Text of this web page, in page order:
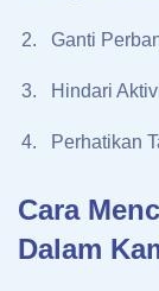
Ganti
Hindari
Perhatikan
Cara
Dalam